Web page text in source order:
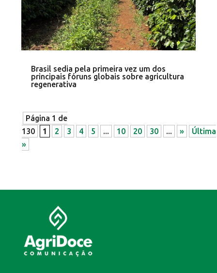
Brasil sedia pela primeira vez um dos
principais fóruns globais sobre agricultura
regenerativa
Página 1 de
130
1 2 3 4 5 ... 10 20 30 ... »
Última
»